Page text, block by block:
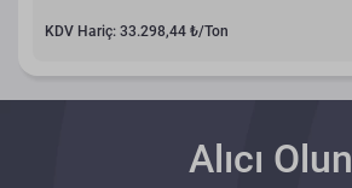
KDV Hariç: 33.298,44 ₺/Ton
Alıcı Olun